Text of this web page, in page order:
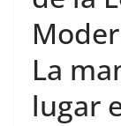
La
lugar